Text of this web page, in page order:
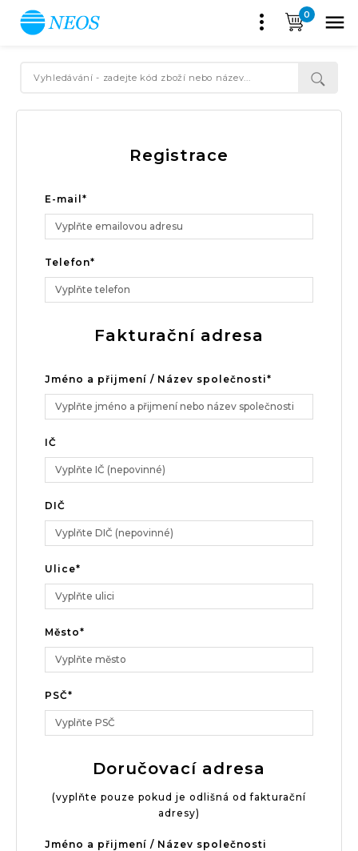

0
Registrace
E-mail*
Telefon*
Fakturační adresa
Jméno a přijmení / Název společnosti*
IČ
DIČ
Ulice*
Město*
PSČ*
Doručovací adresa
(vyplňte pouze pokud je odlišná od fakturační
adresy)
Jméno a přijmení / Název společnosti